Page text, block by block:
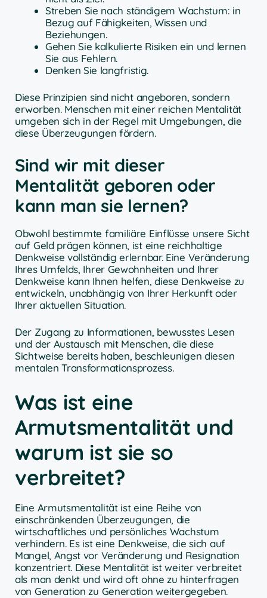
Streben Sie nach ständigem Wachstum: in
Bezug auf Fähigkeiten, Wissen und
Beziehungen.
Gehen Sie kalkulierte Risiken ein und lernen
Sie aus Fehlern.
Denken Sie langfristig.
Diese Prinzipien sind nicht angeboren, sondern
erworben. Menschen mit einer reichen Mentalität
umgeben sich in der Regel mit Umgebungen, die
diese Überzeugungen fördern.
Sind wir mit dieser
Mentalität geboren oder
kann man sie lernen?
Obwohl bestimmte familiäre Einflüsse unsere Sicht
auf Geld prägen können, ist eine reichhaltige
Denkweise vollständig erlernbar. Eine Veränderung
Ihres Umfelds, Ihrer Gewohnheiten und Ihrer
Denkweise kann Ihnen helfen, diese Denkweise zu
entwickeln, unabhängig von Ihrer Herkunft oder
Ihrer aktuellen Situation.
Der Zugang zu Informationen, bewusstes Lesen
und der Austausch mit Menschen, die diese
Sichtweise bereits haben, beschleunigen diesen
mentalen Transformationsprozess.
Was ist eine
Armutsmentalität und
warum ist sie so
verbreitet?
Eine Armutsmentalität ist eine Reihe von
einschränkenden Überzeugungen, die
wirtschaftliches und persönliches Wachstum
verhindern. Es ist eine Denkweise, die sich auf
Mangel, Angst vor Veränderung und Resignation
konzentriert. Diese Mentalität ist weiter verbreitet
als man denkt und wird oft ohne zu hinterfragen
von Generation zu Generation weitergegeben.